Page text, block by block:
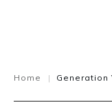
Home |